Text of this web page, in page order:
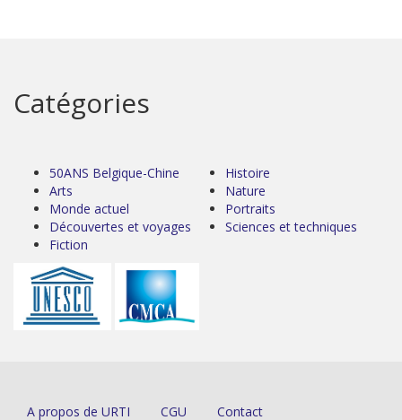
Catégories
50ANS Belgique-Chine
Arts
Monde actuel
Découvertes et voyages
Fiction
Histoire
Nature
Portraits
Sciences et techniques
A propos de URTI CGU Contact